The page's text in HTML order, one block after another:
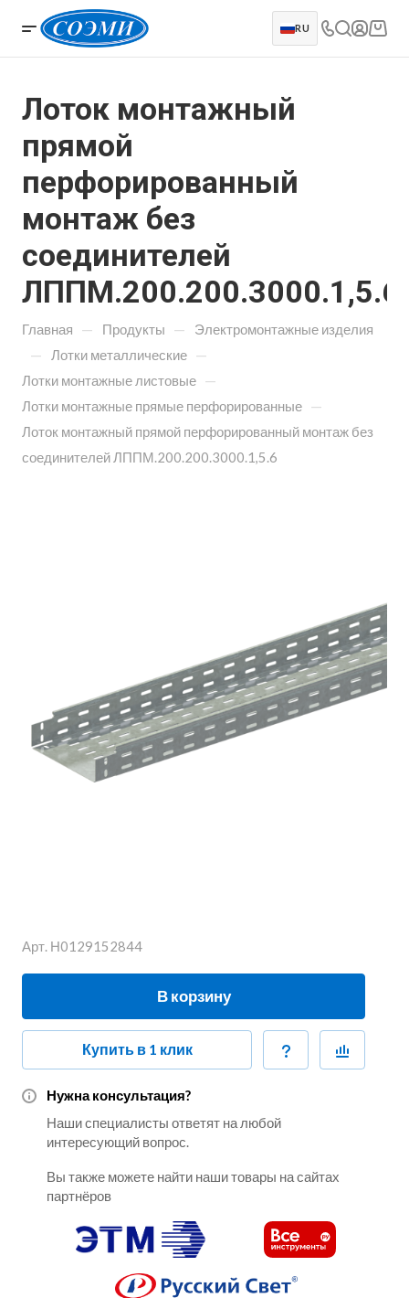
RU
Лоток монтажный
прямой
перфорированный
монтаж без
соединителей
ЛППМ.200.200.3000.1,5.6
Главная — Продукты — Электромонтажные изделия
— Лотки металлические —
Лотки монтажные листовые —
Лотки монтажные прямые перфорированные —
Лоток монтажный прямой перфорированный монтаж без
соединителей ЛППМ.200.200.3000.1,5.6
Арт. Н0129152844
В корзину
Купить в 1 клик
Нужна консультация?
Наши специалисты ответят на любой
интересующий вопрос.
Вы также можете найти наши товары на сайтах
партнёров